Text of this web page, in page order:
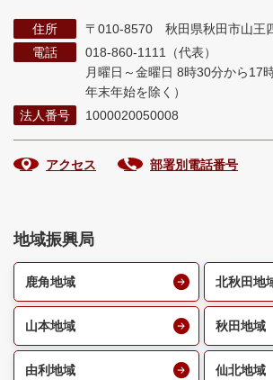
住所
〒010-8570 秋田県秋田市山王
電話
018-860-1111（代表）
月曜日～金曜日 8時30分から17
年末年始を除く）
法人番号
1000020050008
アクセス 部署別電話番号
地域振興局
鹿角地域 北秋田地
山本地域 秋田地域
由利地域 仙北地域